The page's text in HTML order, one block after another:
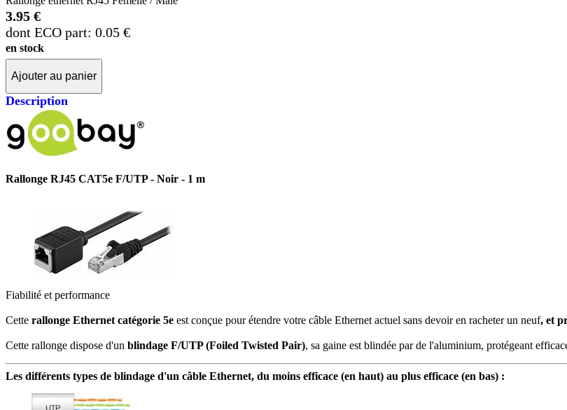
3.95 €
dont ECO part: 0.05 €
en stock
Ajouter au panier
Description
Rallonge RJ45 CAT5e F/UTP - Noir - 1 m
Fiabilité et performance
Cette rallonge Ethernet catégorie 5e est conçue pour étendre votre câble Ethernet actuel sans devoir en racheter un neuf, et
Cette rallonge dispose d'un blindage F/UTP (Foiled Twisted Pair), sa gaine est blindée par de l'aluminium, protégeant
Les différents types de blindage d'un câble Ethernet, du moins efficace (en haut) au plus efficace (en bas) :